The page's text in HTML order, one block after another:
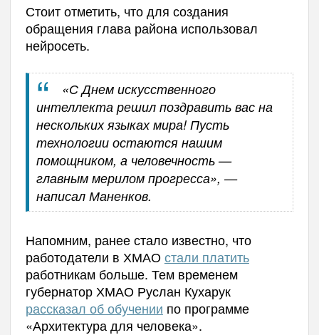
Стоит отметить, что для создания
обращения глава района использовал
нейросеть.
«С Днем искусственного
интеллекта решил поздравить вас на
нескольких языках мира! Пусть
технологии остаются нашим
помощником, а человечность —
главным мерилом прогресса», —
написал Маненков.
Напомним, ранее стало известно, что
работодатели в ХМАО стали платить
работникам больше. Тем временем
губернатор ХМАО Руслан Кухарук
рассказал об обучении по программе
«Архитектура для человека».